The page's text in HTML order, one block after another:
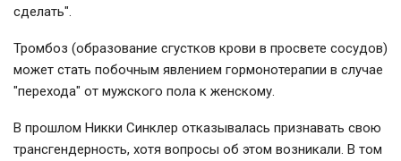
сделать".
Тромбоз (образование сгустков крови в просвете сосудов)
может стать побочным явлением гормонотерапии в случае
"перехода" от мужского пола к женскому.
В прошлом Никки Синклер отказывалась признавать свою
трансгендерность, хотя вопросы об этом возникали. В том